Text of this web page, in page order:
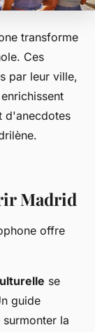
transforme
Ces
par leur ville,
d'anecdotes
Madrid
offre
se
guide
la